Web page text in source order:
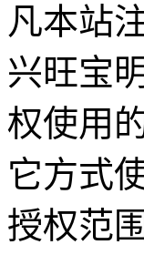
凡本站
兴旺宝
权使用
它方式
授权范